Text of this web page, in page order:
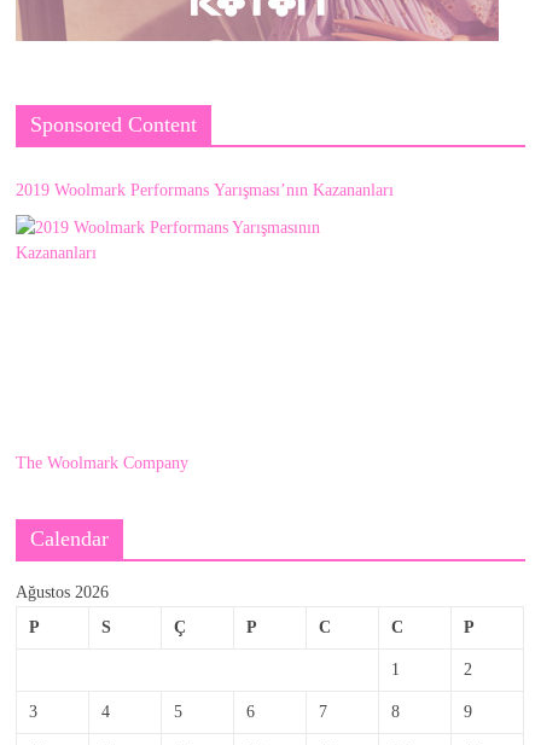
Sponsored Content
2019 Woolmark Performans Yarışması’nın Kazananları
The Woolmark Company
Calendar
Ağustos 2026
P
S Ç P C C P
1 2
3 4 5 6 7 8 9